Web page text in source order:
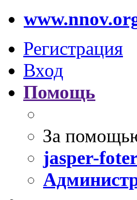
Регистрация
Вход
Помощь
За
jasper-